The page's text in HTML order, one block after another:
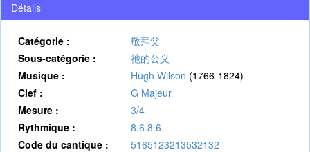
Détails
Catégorie :
敬拜父
Sous-catégorie :
祂的公义
Musique :
Hugh Wilson (1766-1824)
Clef :
G Majeur
Mesure :
3/4
Rythmique :
8.6.8.6.
Code du cantique :
5165123213532132